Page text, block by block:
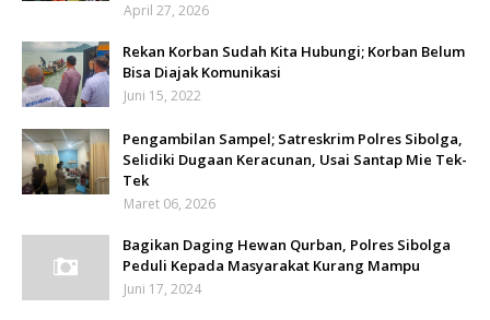
April 27, 2026
Rekan Korban Sudah Kita Hubungi; Korban Belum
Bisa Diajak Komunikasi
Juni 15, 2022
Pengambilan Sampel; Satreskrim Polres Sibolga,
Selidiki Dugaan Keracunan, Usai Santap Mie Tek-
Tek
Maret 06, 2026
Bagikan Daging Hewan Qurban, Polres Sibolga
Peduli Kepada Masyarakat Kurang Mampu
Juni 17, 2024